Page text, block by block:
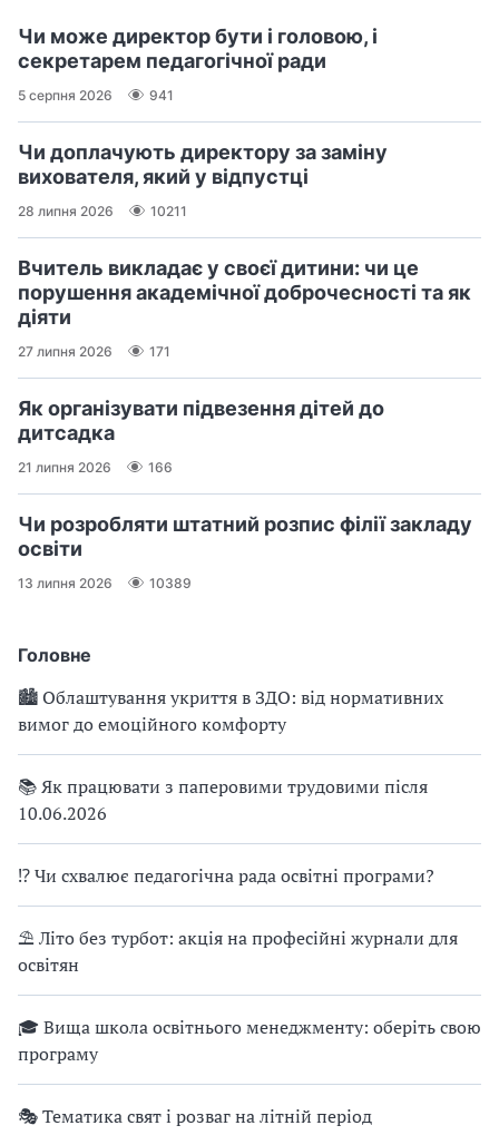
Головне
🏙 Облаштування укриття в ЗДО: від нормативних
вимог до емоційного комфорту
📚 Як працювати з паперовими трудовими після
10.06.2026
⁉ Чи схвалює педагогічна рада освітні програми?
⛱ Літо без турбот: акція на професійні журнали для
освітян
🎓 Вища школа освітнього менеджменту: оберіть свою
програму
🎭 Тематика свят і розваг на літній період
Чи може директор бути і головою, і
секретарем педагогічної ради
5 серпня 2026 941
Чи доплачують директору за заміну
вихователя, який у відпустці
28 липня 2026 10211
Вчитель викладає у своєї дитини: чи це
порушення академічної доброчесності та як
діяти
27 липня 2026 171
Як організувати підвезення дітей до
дитсадка
21 липня 2026 166
Чи розробляти штатний розпис філії закладу
освіти
13 липня 2026 10389